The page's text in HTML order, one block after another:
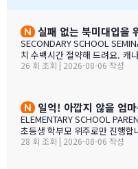
리의 학교들로 즐겁게 맞이할
께 협력하여 일하는 과정을 통
박람회에 참가한 모든 교육청들
바랍니다. 과거에 박람회 때마
사 드립니다. 특히 이번 주말 동
있게 기회를 주셔서 고맙습니다
히 알고 있었으며, 미국이나 캐
실패 없는 북미대입을 위한 중고생
SECONDARY SCHOOL SEMINAR IGE 세미나 2시간 반!!!인
치 수백시간 절약해 드려요. 캐나다 고졸을 목표로 조기유학을 가지
는 않죠. 어떤 경우에도 중요한 것은 대학!!! 20년간
도 참가 가능합니다. 한국과 캐나다 부모님들의 궁금증과 고민을 같
이 공유할 수 있습니다. …
26 회 조회 | 2026-08-06 작성
일억! 아깝지 않을 엄마동반 초등생
ELEMENTARY SCHOOL PARENTS ONLY 이번
초등생 학부모 위주로만 진행합니다. 캐나다에 휴직으로
야 하는 가족, 초등생 영어교육 · 북미체험 · 가족 휴식을 위해 캐나
28 회 조회 | 2026-08-06 작성